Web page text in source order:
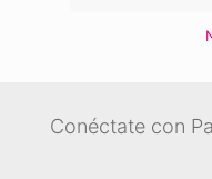
Conéctate con